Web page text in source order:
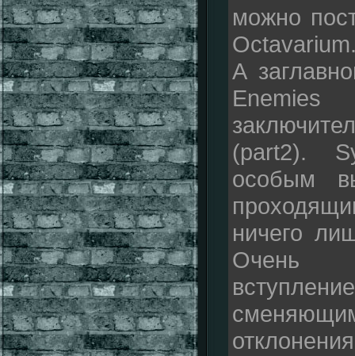
можно
А
(part2).
особым
ничего
Очень